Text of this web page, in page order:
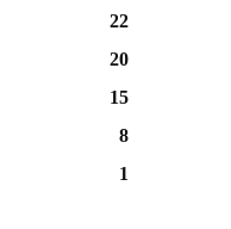
22
20
15
8
1